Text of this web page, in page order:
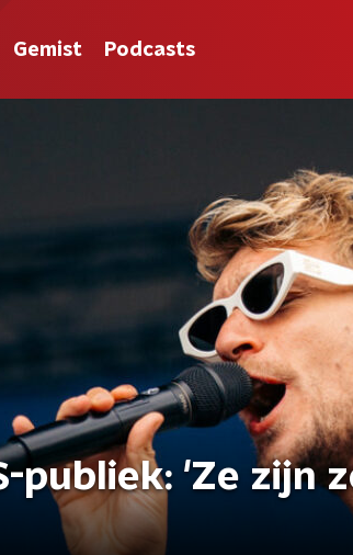
Gemist Podcasts
publiek: 'Ze zijn